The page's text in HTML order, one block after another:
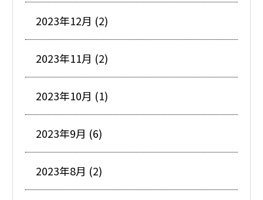
2023年12月 (2)
2023年11月 (2)
2023年10月 (1)
2023年9月 (6)
2023年8月 (2)